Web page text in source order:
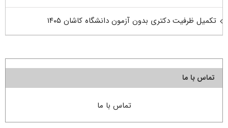
تکمیل ظرفیت دکتری بدون آزمون دانشگاه کاشان ۱۴۰۵
تماس با ما
تماس با ما